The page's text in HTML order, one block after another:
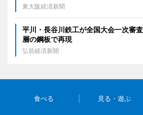
東大阪経済新聞
平川・長谷川鉄工が全国大会一次審
層の鋼板で再現
弘前経済新聞
食べる 見る・遊ぶ